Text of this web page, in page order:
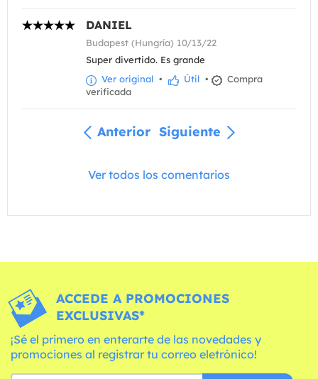
DANIEL
Budapest (Hungría) 10/13/22
Super divertido. Es grande
Ver original • Útil •
Compra
verificada
Anterior Siguiente
Ver todos los comentarios
ACCEDE A PROMOCIONES
EXCLUSIVAS*
¡Sé el primero en enterarte de las novedades y
promociones al registrar tu correo eletrónico!